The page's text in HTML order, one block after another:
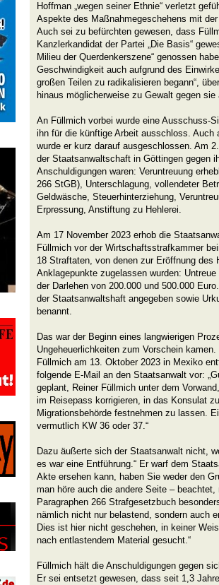
Hoffman „wegen seiner Ethnie“ verletzt
Aspekte des Maßnahmegeschehens mit
Auch sei zu befürchten gewesen, dass
Kanzlerkandidat der Partei „Die Basis“
Milieu der Querdenkerszene“ genossen
Geschwindigkeit auch aufgrund des
großen Teilen zu radikalisieren begann“,
hinaus möglicherweise zu Gewalt gegen sie
An Füllmich vorbei wurde eine Ausschuss-
ihn für die künftige Arbeit ausschloss.
wurde er kurz darauf ausgeschlossen. Am
der Staatsanwaltschaft in Göttingen gegen
Anschuldigungen waren: Veruntreuung
266 StGB), Unterschlagung, vollendeter
Geldwäsche, Steuerhinterziehung,
Erpressung, Anstiftung zu Hehlerei.
Am 17 November 2023 erhob die
Füllmich vor der Wirtschaftsstrafkammer
18 Straftaten, von denen zur Eröffnung des
Anklagepunkte zugelassen wurden:
der Darlehen von 200.000 und 500.000
der Staatsanwaltshaft angegeben sowie
benannt.
Das war der Beginn eines langwierigen
Ungeheuerlichkeiten zum Vorschein
Füllmich am 13. Oktober 2023 in Mexiko
folgende E-Mail an den Staatsanwalt vor:
geplant, Reiner Füllmich unter dem
im Reisepass korrigieren, in das Konsulat
Migrationsbehörde festnehmen zu lassen.
vermutlich KW 36 oder 37.“
Dazu äußerte sich der Staatsanwalt nicht,
es war eine Entführung.“ Er warf dem
Akte ersehen kann, haben Sie weder den
man höre auch die andere Seite –
Paragraphen 266 Strafgesetzbuch
nämlich nicht nur belastend, sondern auch
Dies ist hier nicht geschehen, in keiner
nach entlastendem Material gesucht.“
Füllmich hält die Anschuldigungen gegen
Er sei entsetzt gewesen, dass seit 1,3